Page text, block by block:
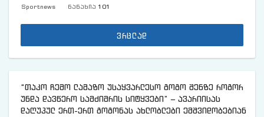
Sportnews ნანახია 101
ვრცლად
“თაკო ჩემო ლამაზო უსაყვარლესო გოგო შენზე როგორ
უნდა დავწერო სამძიმრის სიტყვები” – ავარიისას
დაღუპულ ერთ-ერთ გოგონას ახლობლები ემშვიდობებიან